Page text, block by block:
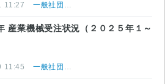
11:27 一般社団法人 日本産業機械工業会
産業機械受注状況（２０２５年１～
11:45 一般社団法人 日本産業機械工業会